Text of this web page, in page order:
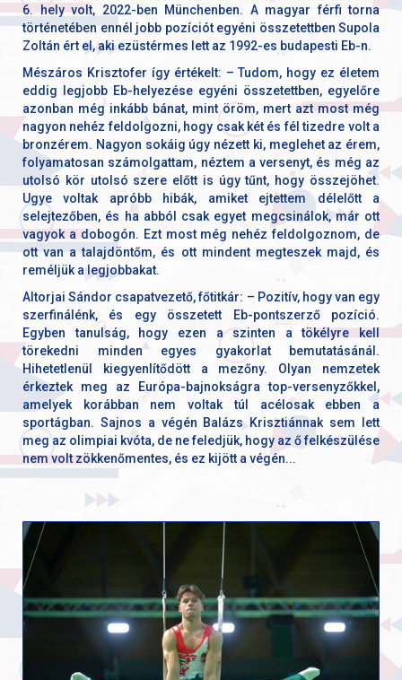
6. hely volt, 2022-ben Münchenben. A magyar férfi torna
történetében ennél jobb pozíciót egyéni összetettben Supola
Zoltán ért el, aki ezüstérmes lett az 1992-es budapesti Eb-n.
Mészáros Krisztofer így értékelt: – Tudom, hogy ez életem
eddig legjobb Eb-helyezése egyéni összetettben, egyelőre
azonban még inkább bánat, mint öröm, mert azt most még
nagyon nehéz feldolgozni, hogy csak két és fél tizedre volt a
bronzérem. Nagyon sokáig úgy nézett ki, meglehet az érem,
folyamatosan számolgattam, néztem a versenyt, és még az
utolsó kör utolsó szere előtt is úgy tűnt, hogy összejöhet.
Ugye voltak apróbb hibák, amiket ejtettem délelőtt a
selejtezőben, és ha abból csak egyet megcsinálok, már ott
vagyok a dobogón. Ezt most még nehéz feldolgoznom, de
ott van a talajdöntőm, és ott mindent megteszek majd, és
reméljük a legjobbakat.
Altorjai Sándor csapatvezető, főtitkár: – Pozitív, hogy van egy
szerfinálénk, és egy összetett Eb-pontszerző pozíció.
Egyben tanulság, hogy ezen a szinten a tökélyre kell
törekedni minden egyes gyakorlat bemutatásánál.
Hihetetlenül kiegyenlítődött a mezőny. Olyan nemzetek
érkeztek meg az Európa-bajnokságra top-versenyzőkkel,
amelyek korábban nem voltak túl acélosak ebben a
sportágban. Sajnos a végén Balázs Krisztiánnak sem lett
meg az olimpiai kvóta, de ne feledjük, hogy az ő felkészülése
nem volt zökkenőmentes, és ez kijött a végén...